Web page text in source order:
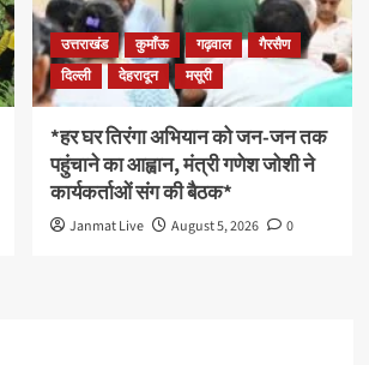
उत्तराखंड कुमाँऊ गढ़वाल
गैरसैण
दिल्ली
देहरादून मसूरी
*हर घर तिरंगा अभियान को जन-जन तक
पहुंचाने का आह्वान, मंत्री गणेश जोशी ने
कार्यकर्ताओं संग की बैठक*
Janmat Live August 5, 2026 0